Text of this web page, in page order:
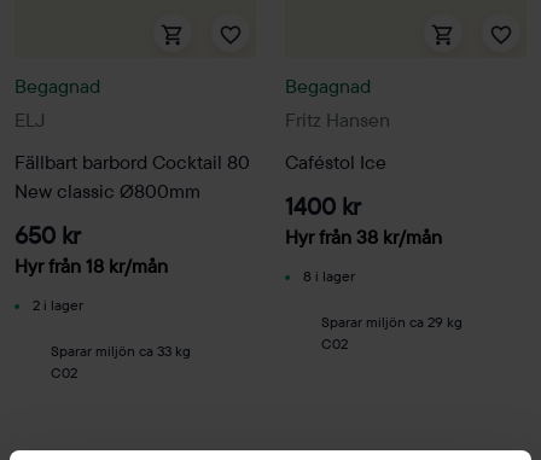
ELJ
Begagnad
Fällbart barbord Cocktail 80
New classic Ø800mm
650 kr
Hyr från 18 kr/mån
2 i lager
Sparar miljön ca 33 kg
C02
Fritz Hansen
Begagnad
Caféstol Ice
1400 kr
Hyr från 38 kr/mån
8 i lager
Sparar miljön ca 29 kg
C02